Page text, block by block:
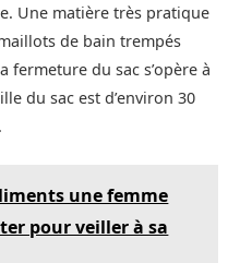
Une matière très pratique
de bain trempés
fermeture du sac s’opère à
du sac est d’environ 30
une femme
pour veiller à sa